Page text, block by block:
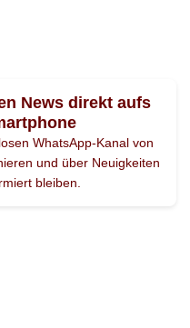
News direkt aufs
WhatsApp-Kanal von
und über Neuigkeiten
bleiben.